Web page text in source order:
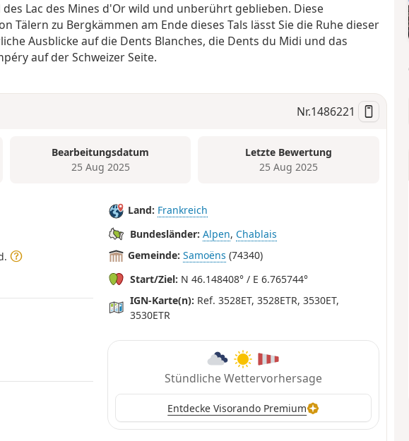
Lac des Mines d'Or wild und unberührt geblieben. Diese
Tälern zu Bergkämmen am Ende dieses Tals lässt Sie die Ruhe dieser
Ausblicke auf die Dents Blanches, die Dents du Midi und das
auf der Schweizer Seite.
Nr.1486221
Bearbeitungsdatum
25 Aug 2025
Letzte Bewertung
25 Aug 2025
Land: Frankreich
Bundesländer: Alpen, Chablais
Gemeinde: Samoëns (74340)
Start/Ziel: N 46.148408° / E 6.765744°
IGN-Karte(n): Ref. 3528ET, 3528ETR, 3530ET,
3530ETR
Stündliche Wettervorhersage
Entdecke Visorando Premium